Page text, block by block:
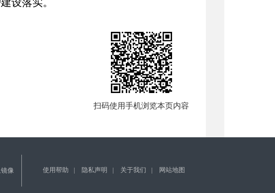
设落实。
扫码使用手机浏览本页内容
像
使用帮助 | 隐私声明 | 关于我们 | 网站地图